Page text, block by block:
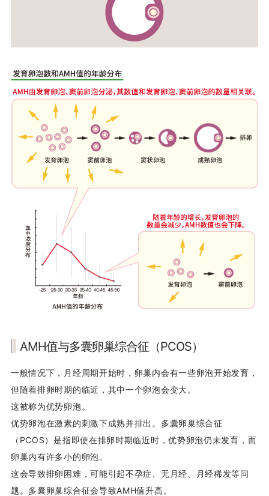
AMH值与多囊卵巢综合征（PCOS）
一般情况下，月经周期开始时，卵巢内会有一些卵泡开始发育，
但随着排卵时期的临近，其中一个卵泡会变大。
这被称为优势卵泡。
优势卵泡在激素的刺激下成熟并排出。多囊卵巢综合征
（PCOS）是指即使在排卵时期临近时，优势卵泡仍未发育，而
卵巢内有许多小的卵泡。
这会导致排卵困难，可能引起不孕症、无月经、月经稀发等问
题。多囊卵巢综合征会导致AMH值升高。